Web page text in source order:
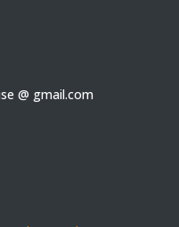
@ gmail.com